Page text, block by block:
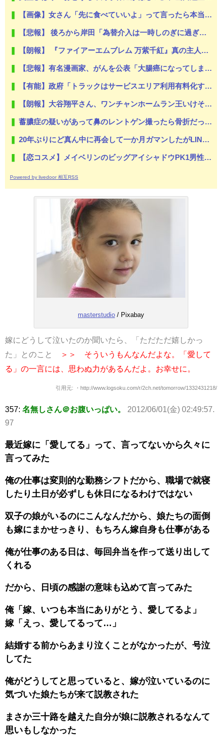
【画像】女さん「先に食べていいよ」って言ったら本当に食べちゃった⇒結果ｗｗ
【悲報】 後ろから岸田「為替介入は一時しのぎに過ぎない（キリッ」
【朗報】 『ファイアーエムブレム 万紫千紅』真の主人公マイユニはキャラメイクが可能
【悲報】有名漫画家、がんを公表「大腸癌になってしまいました。肝臓に転移も見られてステージ4です」
【有能】政府「トラックはサービスエリア利用有料化すればサボらず走るし流問題解決じゃね？」
【朗報】大谷翔平さん、ワンチャンホームラン王いけそうｗｗｗｗｗｗｗｗｗｗｗｗｗｗｗｗｗｗｗｗｗ
蓄膿症の疑いがあって鼻のレントゲン撮ったら骨折だった。そういや幼稚園の頃顔面着地したことがあったが、 母ちゃん当時気づかなかったのかよ・・・
20年ぶりにど真ん中に再会して一か月ガマンしたがLINEで「たまに二人で昔話ができる友達になろう」的なメッセ送信した。昨日まで既読無視
【恋コスメ】メイベリンのビッグアイシャドウPK1男性からの評判めちゃくちゃ良い。
Powered by livedoor 相互RSS
masterstudio / Pixabay
嫁にどうして泣いたのか聞いたら、「ただただ嬉しかっ
た」とのこと
＞＞ そういうもんなんだよな。「愛して
る」の一言には、思わぬ力があるんだよ。お幸せに。
引用元: ・http://www.logsoku.com/r/2ch.net/tomorrow/1332431218/
357: 名無しさん＠お腹いっぱい。
2012/06/01(金) 02:49:57.
97
最近嫁に「愛してる」って、言ってないから久々に
言ってみた
俺の仕事は変則的な勤務シフトだから、職場で就寝
したり土日が必ずしも休日になるわけではない
双子の娘がいるのにこんなんだから、娘たちの面倒
も嫁にまかせっきり、もちろん嫁自身も仕事がある
俺が仕事のある日は、毎回弁当を作って送り出して
くれる
だから、日頃の感謝の意味も込めて言ってみた
俺「嫁、いつも本当にありがとう、愛してるよ」
嫁「えっ、愛してるって…」
結婚する前からあまり泣くことがなかったが、号泣
してた
俺がどうしてと思っていると、嫁が泣いているのに
気づいた娘たちが来て説教された
まさか三十路を越えた自分が娘に説教されるなんて
思いもしなかった